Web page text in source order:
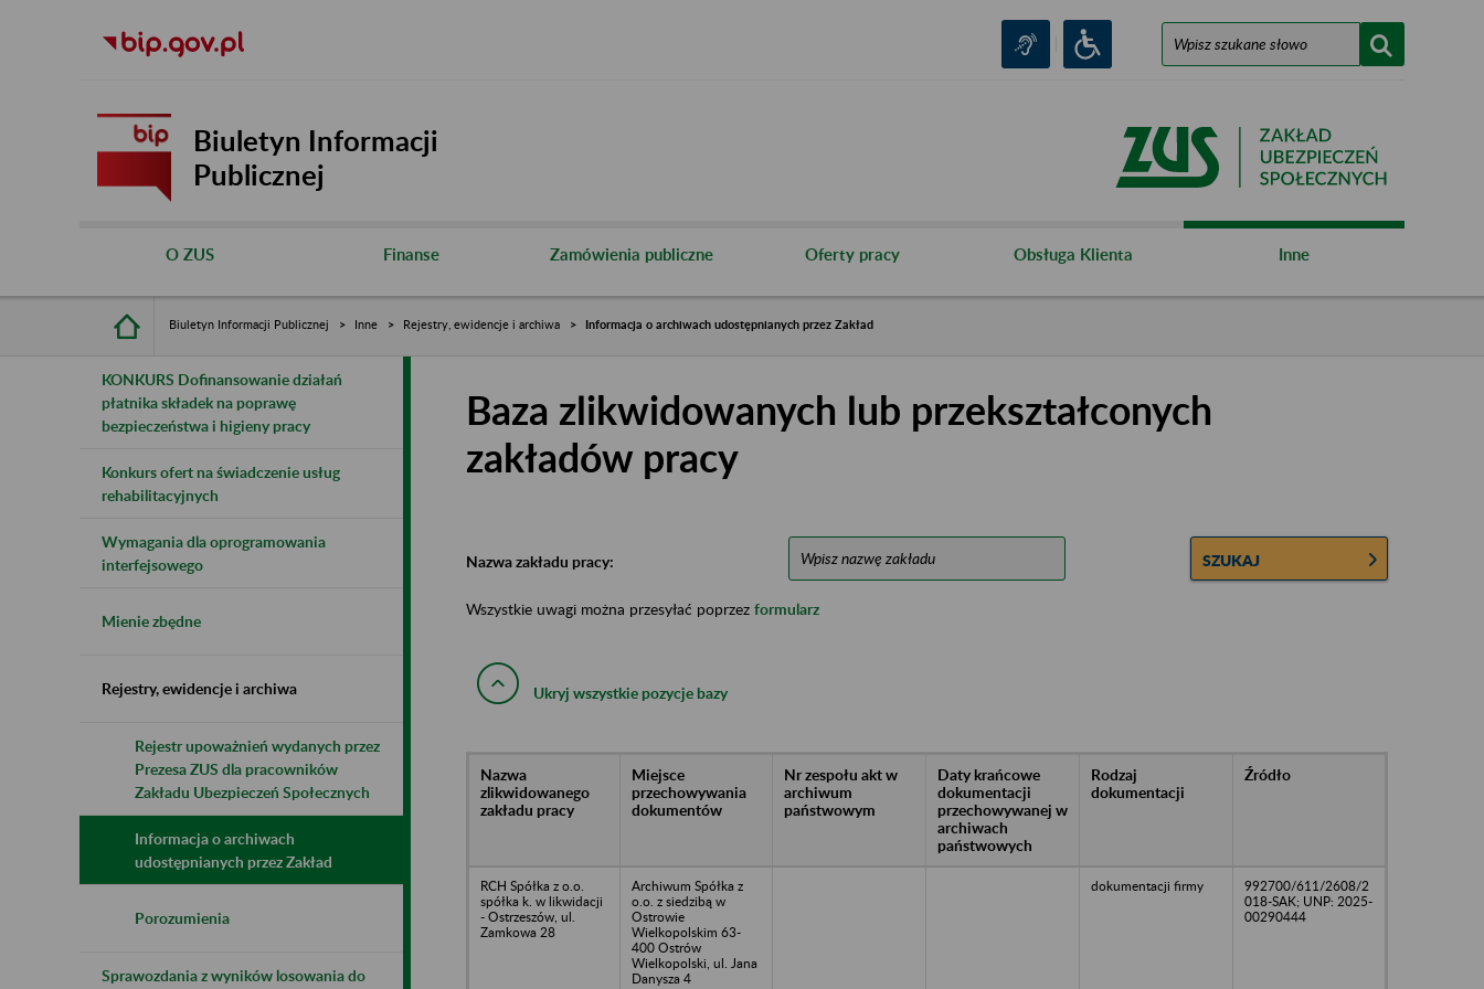
Biuletyn Informacji
Publicznej
O ZUS Finanse Zamówienia publiczne Oferty pracy Obsługa Klienta Inne
Biuletyn Informacji Publicznej Inne Rejestry, ewidencje i archiwa Informacja o archiwach udostępnianych przez Zakład
KONKURS Dofinansowanie działań
płatnika składek na poprawę
bezpieczeństwa i higieny pracy
Konkurs ofert na świadczenie usług
rehabilitacyjnych
Wymagania dla oprogramowania
interfejsowego
Mienie zbędne
Rejestry, ewidencje i archiwa
Rejestr upoważnień wydanych przez
Prezesa ZUS dla pracowników
Zakładu Ubezpieczeń Społecznych
Informacja o archiwach
udostępnianych przez Zakład
Porozumienia
Sprawozdania z wyników losowania do
Baza zlikwidowanych lub przekształconych
zakładów pracy
Nazwa zakładu pracy: SZUKAJ
Wszystkie uwagi można przesyłać poprzez formularz
Ukryj wszystkie pozycje bazy
Nazwa
zlikwidowanego
zakładu pracy
Miejsce
przechowywania
dokumentów
Nr zespołu akt w
archiwum
państwowym
Daty krańcowe
dokumentacji
przechowywanej w
archiwach
państwowych
Rodzaj
dokumentacji
Źródło
RCH Spółka z o.o.
spółka k. w likwidacji
- Ostrzeszów, ul.
Zamkowa 28
Archiwum Spółka z
o.o. z siedzibą w
Ostrowie
Wielkopolskim 63-
400 Ostrów
Wielkopolski, ul. Jana
Danysza 4
dokumentacji firmy
992700/611/2608/2
018-SAK; UNP: 2025-
00290444